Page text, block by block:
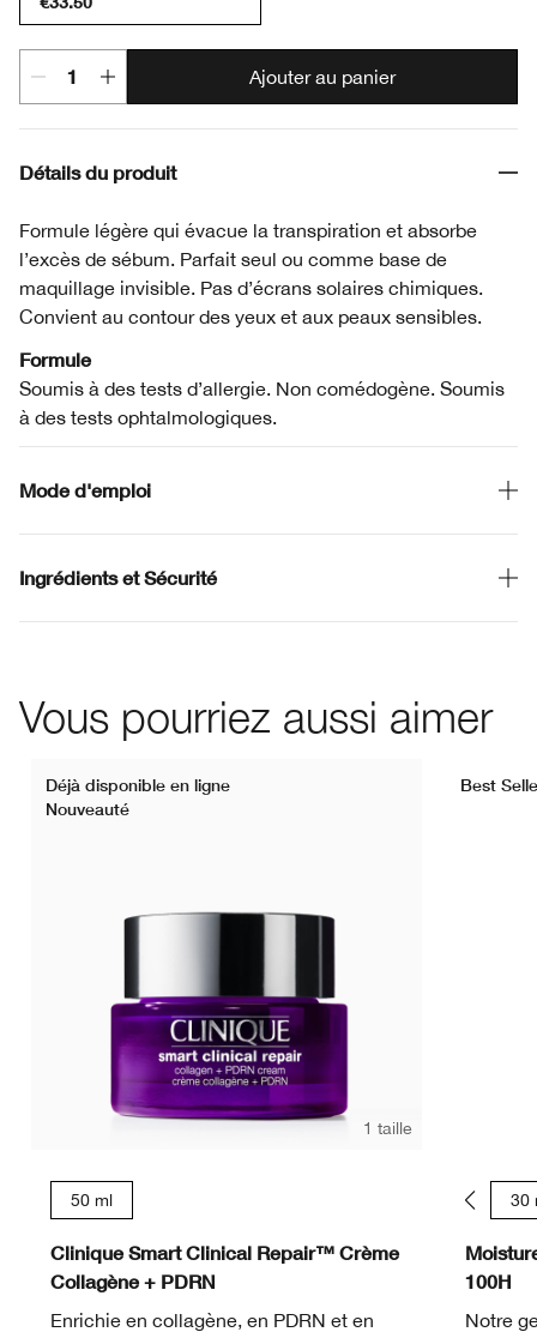
Ajouter au panier
Détails du produit
Formule légère qui évacue la transpiration et absorbe
l’excès de sébum. Parfait seul ou comme base de
maquillage invisible. Pas d’écrans solaires chimiques.
Convient au contour des yeux et aux peaux sensibles.
Formule
Soumis à des tests d’allergie. Non comédogène. Soumis
à des tests ophtalmologiques.
Mode d'emploi
Ingrédients et Sécurité
Vous pourriez aussi aimer
Déjà disponible en ligne
Nouveauté
1 taille
50 ml
Clinique Smart Clinical Repair™ Crème
Collagène + PDRN
Enrichie en collagène, en PDRN et en
Best
30
100H
Notre